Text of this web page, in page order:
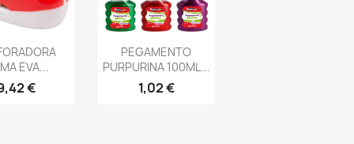
rápida
EVA...
€
Vista rápida
PEGAMENTO
PURPURINA 100ML...
1,02 €